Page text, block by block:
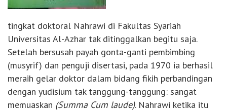
tingkat doktoral Nahrawi di Fakultas Syariah
Universitas Al-Azhar tak ditinggalkan begitu saja.
Setelah bersusah payah gonta-ganti pembimbing
(musyrif) dan penguji disertasi, pada 1970 ia berhasil
meraih gelar doktor dalam bidang fikih perbandingan
dengan yudisium tak tanggung-tanggung: sangat
memuaskan (Summa Cum laude). Nahrawi ketika itu